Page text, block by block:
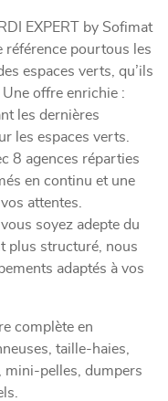
EXPERT by Sofimat
référence pourtous les
espaces verts, qu’ils
offre enrichie :
les dernières
les espaces verts.
8 agences réparties
en continu et une
attentes.
soyez adepte du
plus structuré, nous
adaptés à vos
complète en
taille-haies,
mini-pelles, dumpers